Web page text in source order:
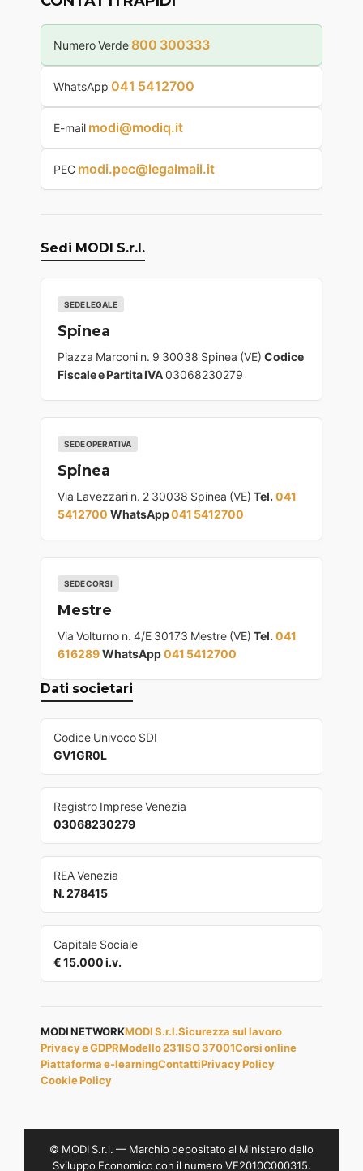
Numero Verde 800 300333
WhatsApp 041 5412700
E-mail modi@modiq.it
PEC modi.pec@legalmail.it
Sedi MODI S.r.l.
SEDE LEGALE
Spinea
Piazza Marconi n. 9 30038 Spinea (VE) Codice
Fiscale e Partita IVA03068230279
SEDE OPERATIVA
Spinea
Via Lavezzari n. 2 30038 Spinea (VE) Tel. 041
5412700 WhatsApp041 5412700
SEDE CORSI
Mestre
Via Volturno n. 4/E 30173 Mestre (VE) Tel. 041
616289WhatsApp041 5412700
Dati societari
Codice Univoco SDI
GV1GR0L
Registro Imprese Venezia
03068230279
REA Venezia
N. 278415
Capitale Sociale
€ 15.000 i.v.
MODI NETWORKMODI S.r.l.Sicurezza sul lavoro
Privacy e GDPRModello 231ISO 37001Corsi online
Piattaforma e-learningContattiPrivacy Policy
Cookie Policy
© MODI S.r.l. — Marchio depositato al Ministero dello
Sviluppo Economico con il numero VE2010C000315.